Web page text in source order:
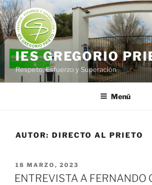
Saltar
al
contenido
IES GREGORIO
Respeto, Esfuerzo y Superación
Menú
AUTOR: DIRECTO AL PRIETO
PUBLICADO
EL
18 MARZO, 2023
ENTREVISTA A FERNANDO